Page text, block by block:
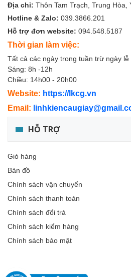
Địa chỉ: Thôn Tam Trạch, Trung Hòa,
Hotline & Zalo: 039.3866.201
Hỗ trợ đơn website: 094.548.5187
Thời gian làm việc:
Tất cả các ngày trong tuần trừ ngày lễ
Sáng: 8h -12h
Chiều: 14h00 - 20h00
Website: https://lkcg.vn
Email:
HỖ TRỢ
Giỏ hàng
Bản đồ
Chính sách vận chuyển
Chính sách thanh toán
Chính sách đổi trả
Chính sách kiểm hàng
Chính sách bảo mật